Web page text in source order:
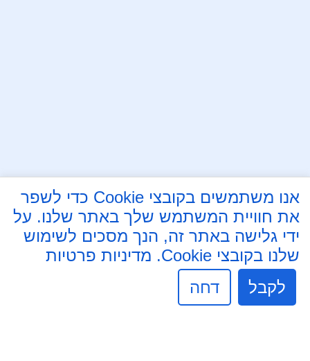
חובבי ציון 37, פתח תקווה
03-9051555
parsekinon@gmail.com
שעות פעילות מזכירות:
אנו משתמשים בקובצי Cookie כדי לשפר
את חוויית המשתמש שלך באתר שלנו. על
ידי גלישה באתר זה, הנך מסכים לשימוש
שלנו בקובצי Cookie.
מדיניות פרטיות
לקבל
דחה